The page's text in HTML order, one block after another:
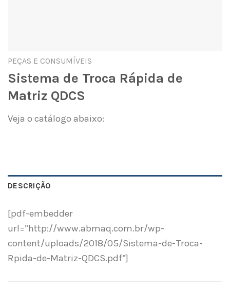
PEÇAS E CONSUMÍVEIS
Sistema de Troca Rápida de
Matriz QDCS
Veja o catálogo abaixo:
DESCRIÇÃO
[pdf-embedder
url=”http://www.abmaq.com.br/wp-
content/uploads/2018/05/Sistema-de-Troca-
Rpida-de-Matriz-QDCS.pdf”]